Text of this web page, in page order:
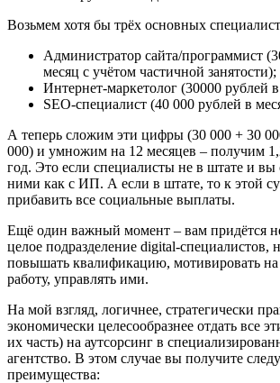
Возьмем хотя бы трёх основных
Администратор сайта/программист
месяц с учётом частичной занятости);
Интернет-маркетолог (30000 рублей
SEO-специалист (40 000 рублей в
А теперь сложим эти цифры (30 000 + 30
000) и умножим на 12 месяцев – получим
год. Это если специалисты не в штате и вы
ними как с ИП. А если в штате, то к этой
прибавить все социальные выплаты.
Ещё один важный момент – вам придётся
целое подразделение digital-специалистов,
повышать квалификацию, мотивировать
работу, управлять ими.
На мой взгляд, логичнее, стратегически
экономически целесообразнее отдать все
их часть) на аутсорсинг в
агентство. В этом случае вы получите
преимущества: